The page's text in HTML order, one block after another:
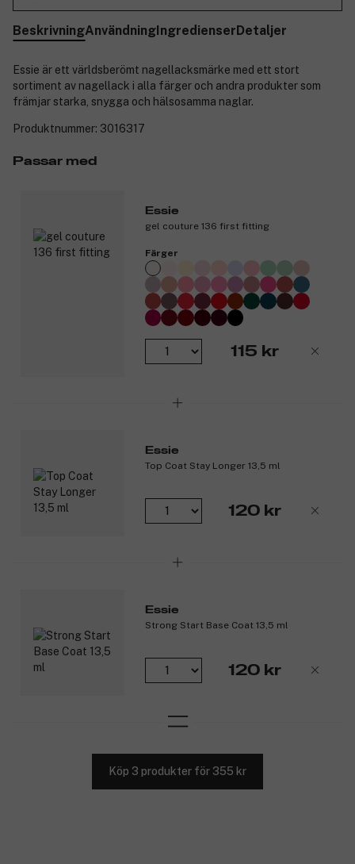
BeskrivningAnvändningIngredienserDetaljer
Essie är ett världsberömt nagellacksmärke med ett stort
sortiment av nagellack i alla färger och andra produkter som
främjar starka, snygga och hälsosamma naglar.
Produktnummer: 3016317
Passar med
Essie
gel couture 136 first fitting
Färger
115 kr
Essie
Top Coat Stay Longer 13,5 ml
120 kr
Essie
Strong Start Base Coat 13,5 ml
120 kr
Köp 3 produkter för 355 kr